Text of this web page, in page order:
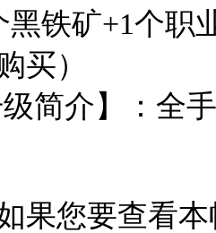
黑铁矿+1个职
买）
简介】：全
果您要查看